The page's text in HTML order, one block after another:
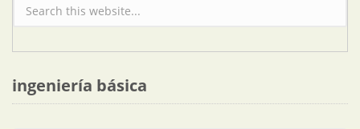
Formulario de búsqueda
ingeniería básica